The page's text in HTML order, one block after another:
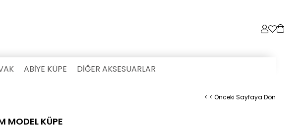
ABİYE KÜPE DİĞER AKSESUARLAR
< < Önceki Sayfaya Dön
MODEL KÜPE